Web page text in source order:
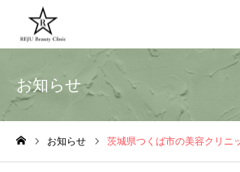
お知らせ
お知らせ 茨城県つくば市の美容クリニック 『REJU